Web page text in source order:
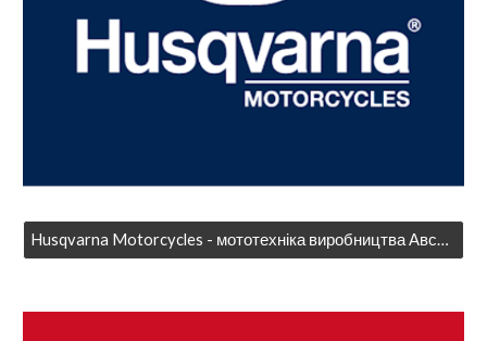
Husqvarna Motorcycles - мототехніка виробництва Австрії